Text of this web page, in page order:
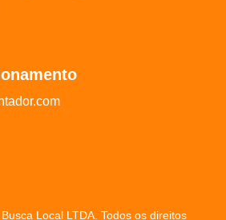
Local LTDA. Todos os direitos